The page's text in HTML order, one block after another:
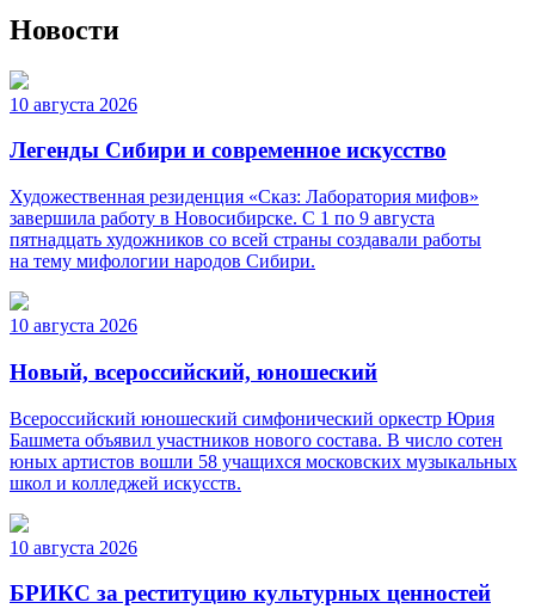
Новости
10 августа 2026
Легенды Сибири и современное искусство
Художественная резиденция «Сказ: Лаборатория мифов»
завершила работу в Новосибирске. С 1 по 9 августа
пятнадцать художников со всей страны создавали работы
на тему мифологии народов Сибири.
10 августа 2026
Новый, всероссийский, юношеский
Всероссийский юношеский симфонический оркестр Юрия
Башмета объявил участников нового состава. В число сотен
юных артистов вошли 58 учащихся московских музыкальных
школ и колледжей искусств.
10 августа 2026
БРИКС за реституцию культурных ценностей